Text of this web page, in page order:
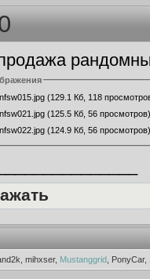
nfsw015.jpg (129.1 Кб, 118
nfsw021.jpg (125.5 Кб, 56
nfsw022.jpg (124.9 Кб, 56
mihxser, Mustanggrid , PonyCar,